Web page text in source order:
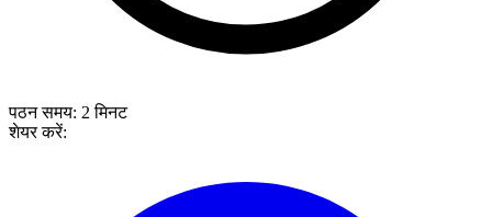
पठन समय: 2 मिनट
शेयर करें: